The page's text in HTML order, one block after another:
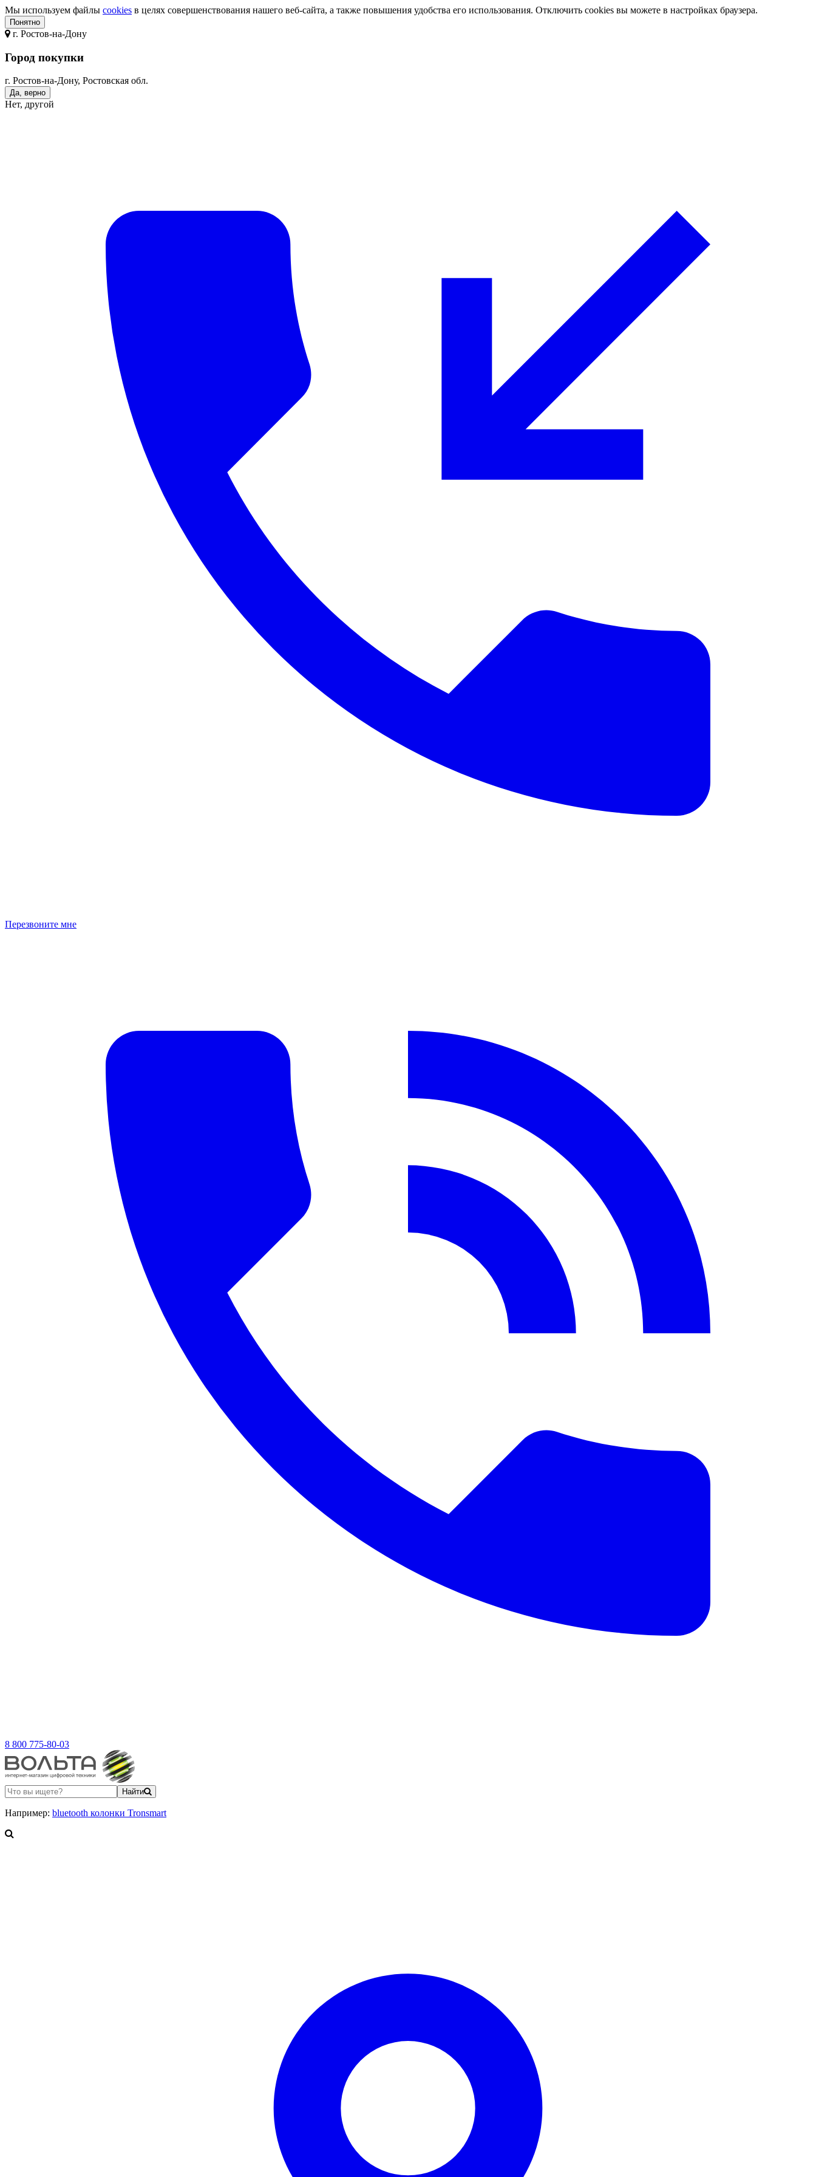
Мы используем файлы cookies в целях совершенствования нашего веб-сайта, а также повышения удобства его использования. Отключить cookies вы можете в настройках браузера.
Понятно
г. Ростов-на-Дону
Город покупки
г. Ростов-на-Дону, Ростовская обл.
Да, верно
Нет, другой
Перезвоните мне
8 800 775-80-03
Найти
Например: bluetooth колонки Tronsmart